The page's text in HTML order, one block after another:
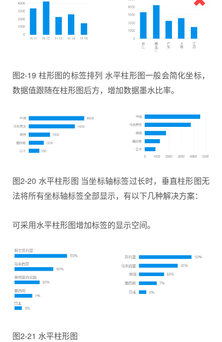
图2-19 柱形图的标签排列 水平柱形图一般会简化坐标，
数据值跟随在柱形图后方，增加数据墨水比率。
图2-20 水平柱形图 当坐标轴标签过长时，垂直柱形图无
法将所有坐标轴标签全部显示，有以下几种解决方案：
可采用水平柱形图增加标签的显示空间。
图2-21 水平柱形图